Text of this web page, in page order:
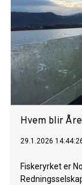
Hvem blir
29.1.2026
Fiskeryrket er